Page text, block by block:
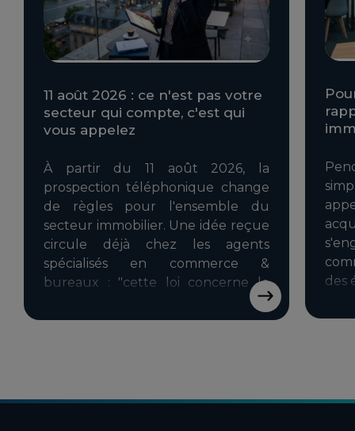
11 août 2026 : ce n'est pas votre
secteur qui compte, c'est qui
vous appelez
À partir du 11 août 2026, la
prospection téléphonique change
de règles pour l'ensemble du
secteur immobilier. Une idée reçue
circule déjà chez les agents
spécialisés en commerce &
bureaux : "cette loi concerne le
résidentiel, pas nous, nos clients
sont des professionnels." C'est en
des